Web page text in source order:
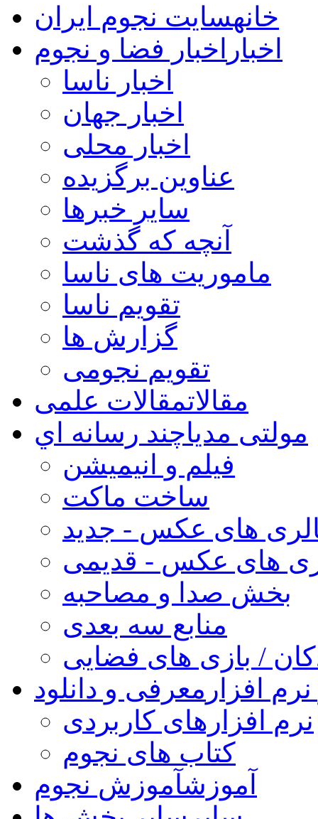
خانهسایت نجوم ایران
اخبار اخبار فضا و نجوم
اخبار ناسا
اخبار جهان
اخبار محلی
عناوین برگزیده
سایر خبرها
آنچه که گذشت
ماموریت های ناسا
تقویم ناسا
گزارش ها
تقویم نجومی
مقالاتمقالات علمی
مولتی مدیاچند رسانه اي
فیلم و انیمیشن
ساخت ماکت
های عکس - جدید
های عکس - قدیمی
بخش صدا و مصاحبه
منابع سه بعدی
/ بازی های فضایی
افزار معرفی و دانلود
نرم افزارهای کاربردی
کتاب های نجوم
آموزشآموزش نجوم